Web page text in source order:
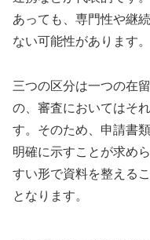
あっても、専門性や継
ない可能性があります。
三つの区分は一つの在
の、審査においてはそ
す。そのため、申請書
明確に示すことが求め
すい形で資料を整える
となります。